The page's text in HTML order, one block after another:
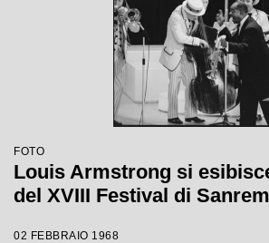
FOTO
Louis Armstrong si
del XVIII Festival di
02 FEBBRAIO 1968